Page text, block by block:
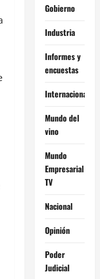
Gobierno
Industria
Informes y
encuestas
Internacional
Mundo del
vino
Mundo
Empresarial
TV
Nacional
Opinión
Poder
Judicial